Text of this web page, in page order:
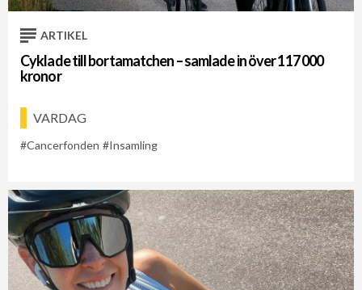
ARTIKEL
Cyklade till bortamatchen – samlade in över 117 000
kronor
VARDAG
Cancerfonden Insamling